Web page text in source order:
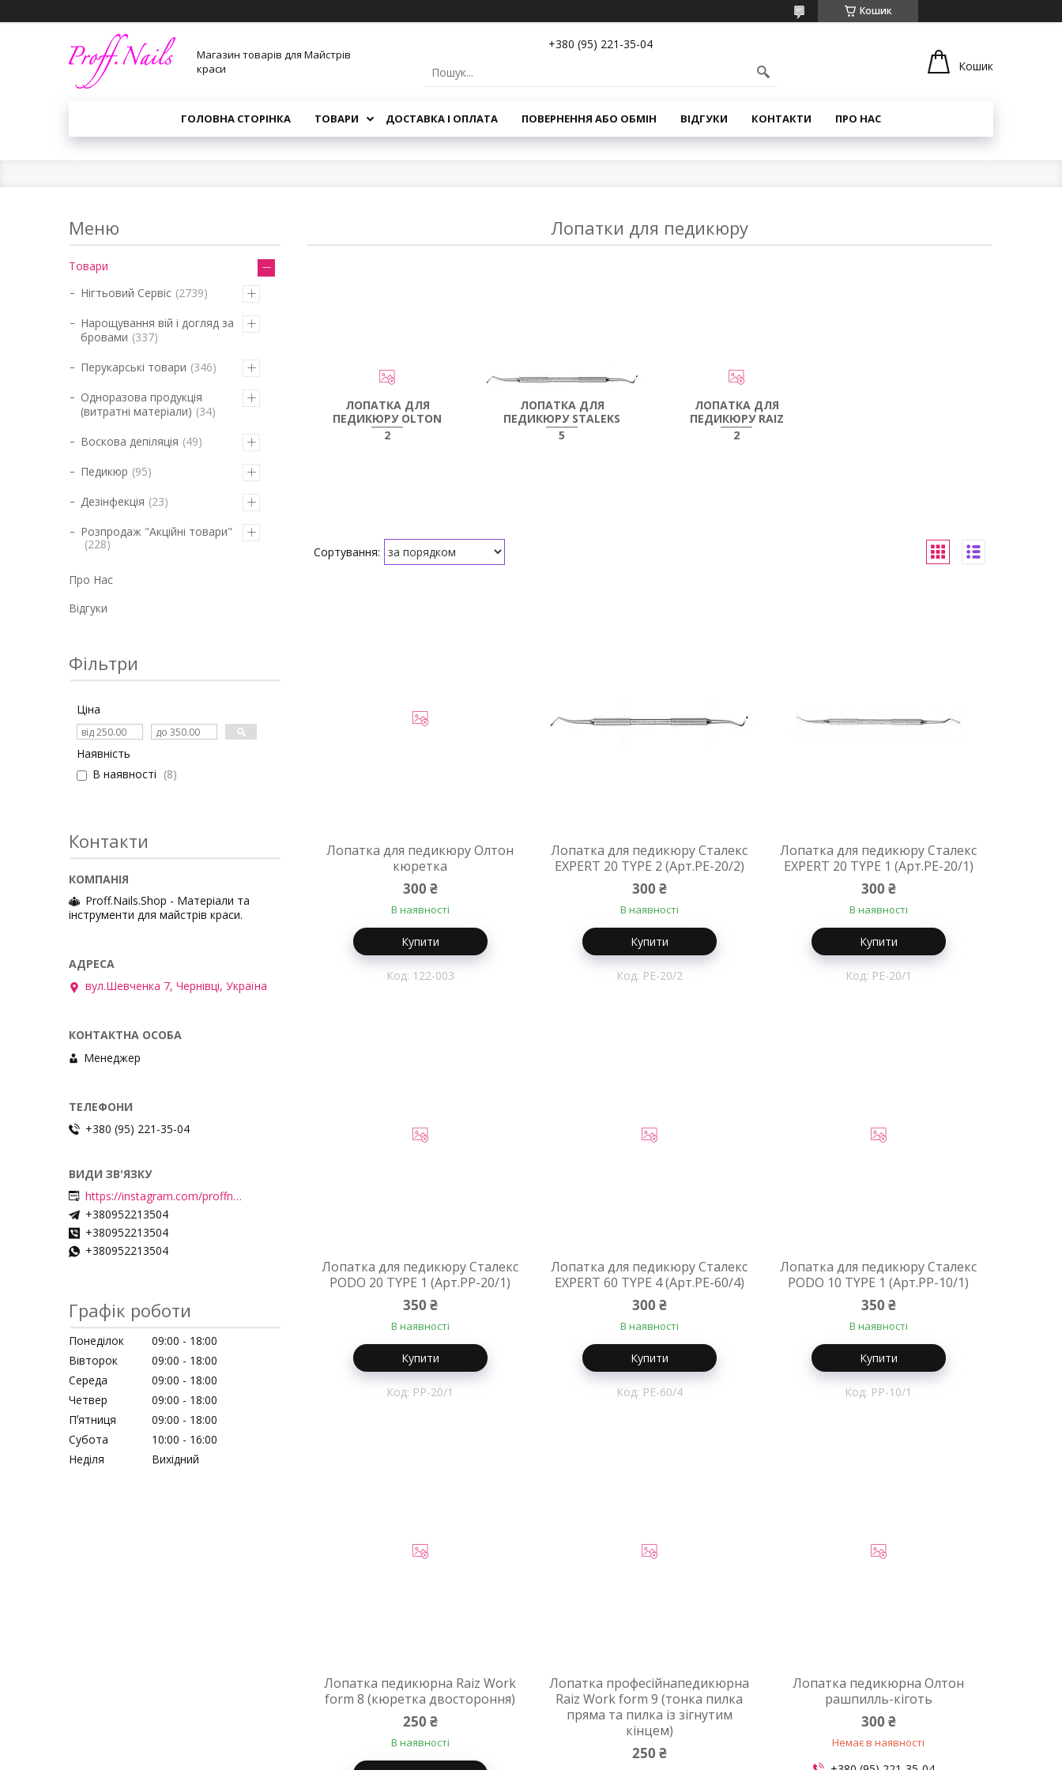
Кошик
Магазин товарів для Майстрів
краси
+380 (95) 221-35-04
Кошик
ГОЛОВНА СТОРІНКА ТОВАРИ ДОСТАВКА І ОПЛАТА ПОВЕРНЕННЯ АБО ОБМІН ВІДГУКИ КОНТАКТИ ПРО НАС
Лопатки для педикюру
ЛОПАТКА ДЛЯ
ПЕДИКЮРУ OLTON
2
ЛОПАТКА ДЛЯ
ПЕДИКЮРУ STALEKS
5
ЛОПАТКА ДЛЯ
ПЕДИКЮРУ RAIZ
2
Лопатка для педикюру Олтон
кюретка
300 ₴
В наявності
Купити
122-003
Лопатка для педикюру Сталекс
EXPERT 20 TYPE 2 (Арт.PE-20/2)
300 ₴
В наявності
Купити
PE-20/2
Лопатка для педикюру Сталекс
EXPERT 20 TYPE 1 (Арт.PE-20/1)
300 ₴
В наявності
Купити
PE-20/1
Лопатка для педикюру Сталекс
PODO 20 TYPE 1 (Арт.PP-20/1)
350 ₴
В наявності
Купити
PP-20/1
Лопатка для педикюру Сталекс
EXPERT 60 TYPE 4 (Арт.PE-60/4)
300 ₴
В наявності
Купити
PE-60/4
Лопатка для педикюру Сталекс
PODO 10 TYPE 1 (Арт.PP-10/1)
350 ₴
В наявності
Купити
PP-10/1
Лопатка педикюрна Raiz Work
form 8 (кюретка двостороння)
250 ₴
В наявності
Лопатка професійнапедикюрна
Raiz Work form 9 (тонка пилка
пряма та пилка із зігнутим
кінцем)
250 ₴
Лопатка педикюрна Олтон
рашпилль-кіготь
300 ₴
Немає в наявності
Товари
Нігтьовий Сервіс 2739
Нарощування вій і догляд за
бровами 337
Перукарські товари 346
Одноразова продукція
(витратні матеріали) 34
Воскова депіляція 49
Педикюр 95
Дезінфекція 23
Розпродаж "Акційні товари"
228
Про Нас
Відгуки
Фільтри
Ціна
Наявність
В наявності
8
Контакти
Proff.Nails.Shop - Матеріали та
інструменти для майстрів краси.
вул.Шевченка 7, Чернівці, Україна
Менеджер
+380 (95) 221-35-04
https://instagram.com/proffnails_shop/
+380952213504
+380952213504
+380952213504
Графік роботи
Понеділок 09:00
18:00
Вівторок
09:00
18:00
Середа
09:00
18:00
Четвер
09:00
18:00
Пʼятниця
09:00
18:00
Субота
10:00
16:00
Неділя
Вихідний